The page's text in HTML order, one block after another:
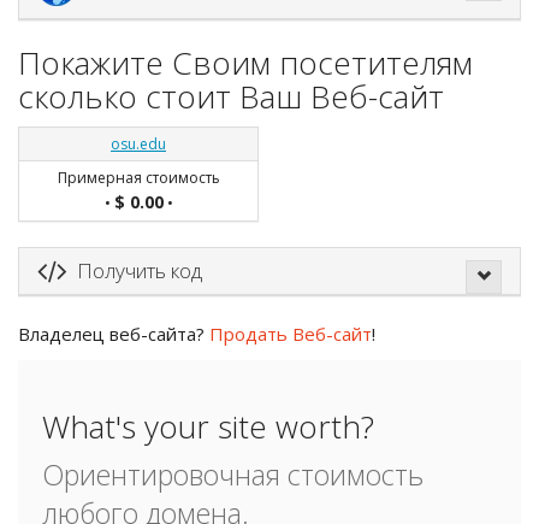
Покажите Своим посетителям
сколько стоит Ваш Веб-сайт
osu.edu
Примерная стоимость
• $ 0.00•
Получить код
Владелец веб-сайта? Продать Веб-сайт!
What's your site worth?
Ориентировочная стоимость
любого домена.